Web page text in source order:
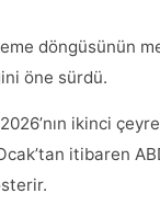
döngüsünün
öne sürdü.
ikinci
itibaren